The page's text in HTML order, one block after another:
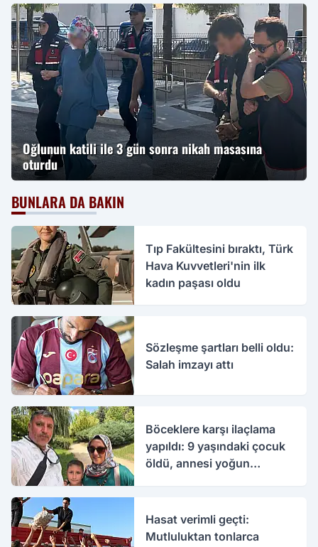
Oğlunun katili ile 3 gün sonra nikah masasına
oturdu
BUNLARA DA BAKIN
Tıp Fakültesini bıraktı, Türk
Hava Kuvvetleri'nin ilk
kadın paşası oldu
Sözleşme şartları belli oldu:
Salah imzayı attı
Böceklere karşı ilaçlama
yapıldı: 9 yaşındaki çocuk
öldü, annesi yoğun
Hasat verimli geçti:
Mutluluktan tonlarca